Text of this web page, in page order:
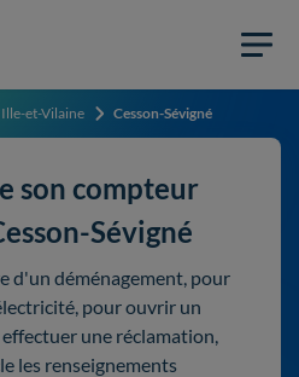
Ille-et-Vilaine Cesson-Sévigné
son compteur
Sévigné
d'un déménagement, pour
pour ouvrir un
une réclamation,
les renseignements